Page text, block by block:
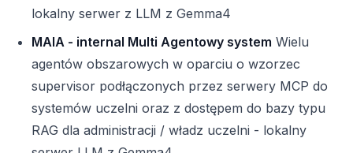
lokalny serwer z LLM z Gemma4
MAIA - internal Multi Agentowy system Wielu
agentów obszarowych w oparciu o wzorzec
supervisor podłączonych przez serwery MCP do
systemów uczelni oraz z dostępem do bazy typu
RAG dla administracji / władz uczelni - lokalny